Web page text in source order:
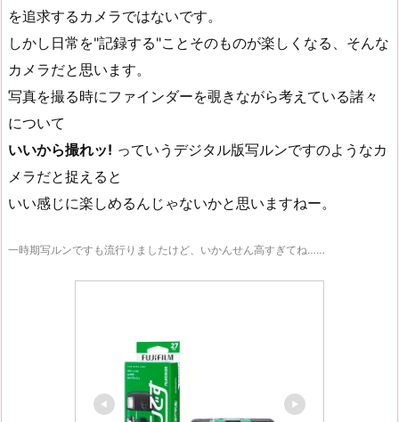
を追求するカメラではないです。
しかし日常を"記録する"ことそのものが楽しくなる、そんな
カメラだと思います。
写真を撮る時にファインダーを覗きながら考えている諸々
について
いいから撮れッ! っていうデジタル版写ルンですのようなカ
メラだと捉えると
いい感じに楽しめるんじゃないかと思いますねー。
一時期写ルンですも流行りましたけど、いかんせん高すぎてね……